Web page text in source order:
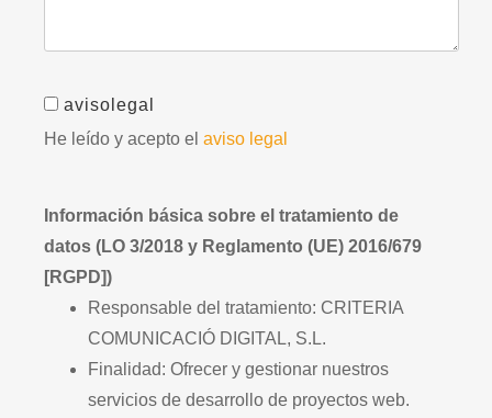
avisolegal
He leído y acepto el aviso legal
Información básica sobre el tratamiento de
datos (LO 3/2018 y Reglamento (UE) 2016/679
[RGPD])
Responsable del tratamiento: CRITERIA
COMUNICACIÓ DIGITAL, S.L.
Finalidad: Ofrecer y gestionar nuestros
servicios de desarrollo de proyectos web.